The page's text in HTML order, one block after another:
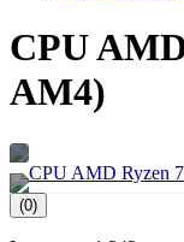
CPU
AM4)
(0)